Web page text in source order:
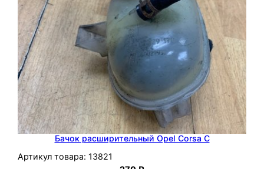
Бачок расширительный Opel Corsa C
Артикул товара: 13821